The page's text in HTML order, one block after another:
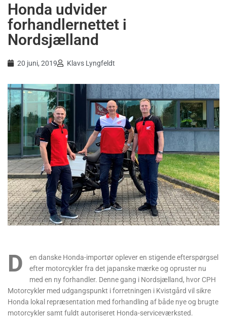
Honda udvider
forhandlernettet i
Nordsjælland
20 juni, 2019 Klavs Lyngfeldt
D
en danske Honda-importør oplever en stigende efterspørgsel
efter motorcykler fra det japanske mærke og opruster nu
med en ny forhandler. Denne gang i Nordsjælland, hvor CPH
Motorcykler med udgangspunkt i forretningen i Kvistgård vil sikre
Honda lokal repræsentation med forhandling af både nye og brugte
motorcykler samt fuldt autoriseret Honda-serviceværksted.